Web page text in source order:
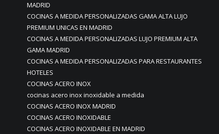
MADRID
COCINAS A MEDIDA PERSONALIZADAS GAMA ALTA LUJO
PREMIUM UNICAS EN MADRID
COCINAS A MEDIDA PERSONALIZADAS LUJO PREMIUM ALTA
GAMA MADRID
COCINAS A MEDIDA PERSONALIZADAS PARA RESTAURANTES
HOTELES
COCINAS ACERO INOX
cocinas acero inox inoxidable a medida
COCINAS ACERO INOX MADRID
COCINAS ACERO INOXIDABLE
COCINAS ACERO INOXIDABLE EN MADRID